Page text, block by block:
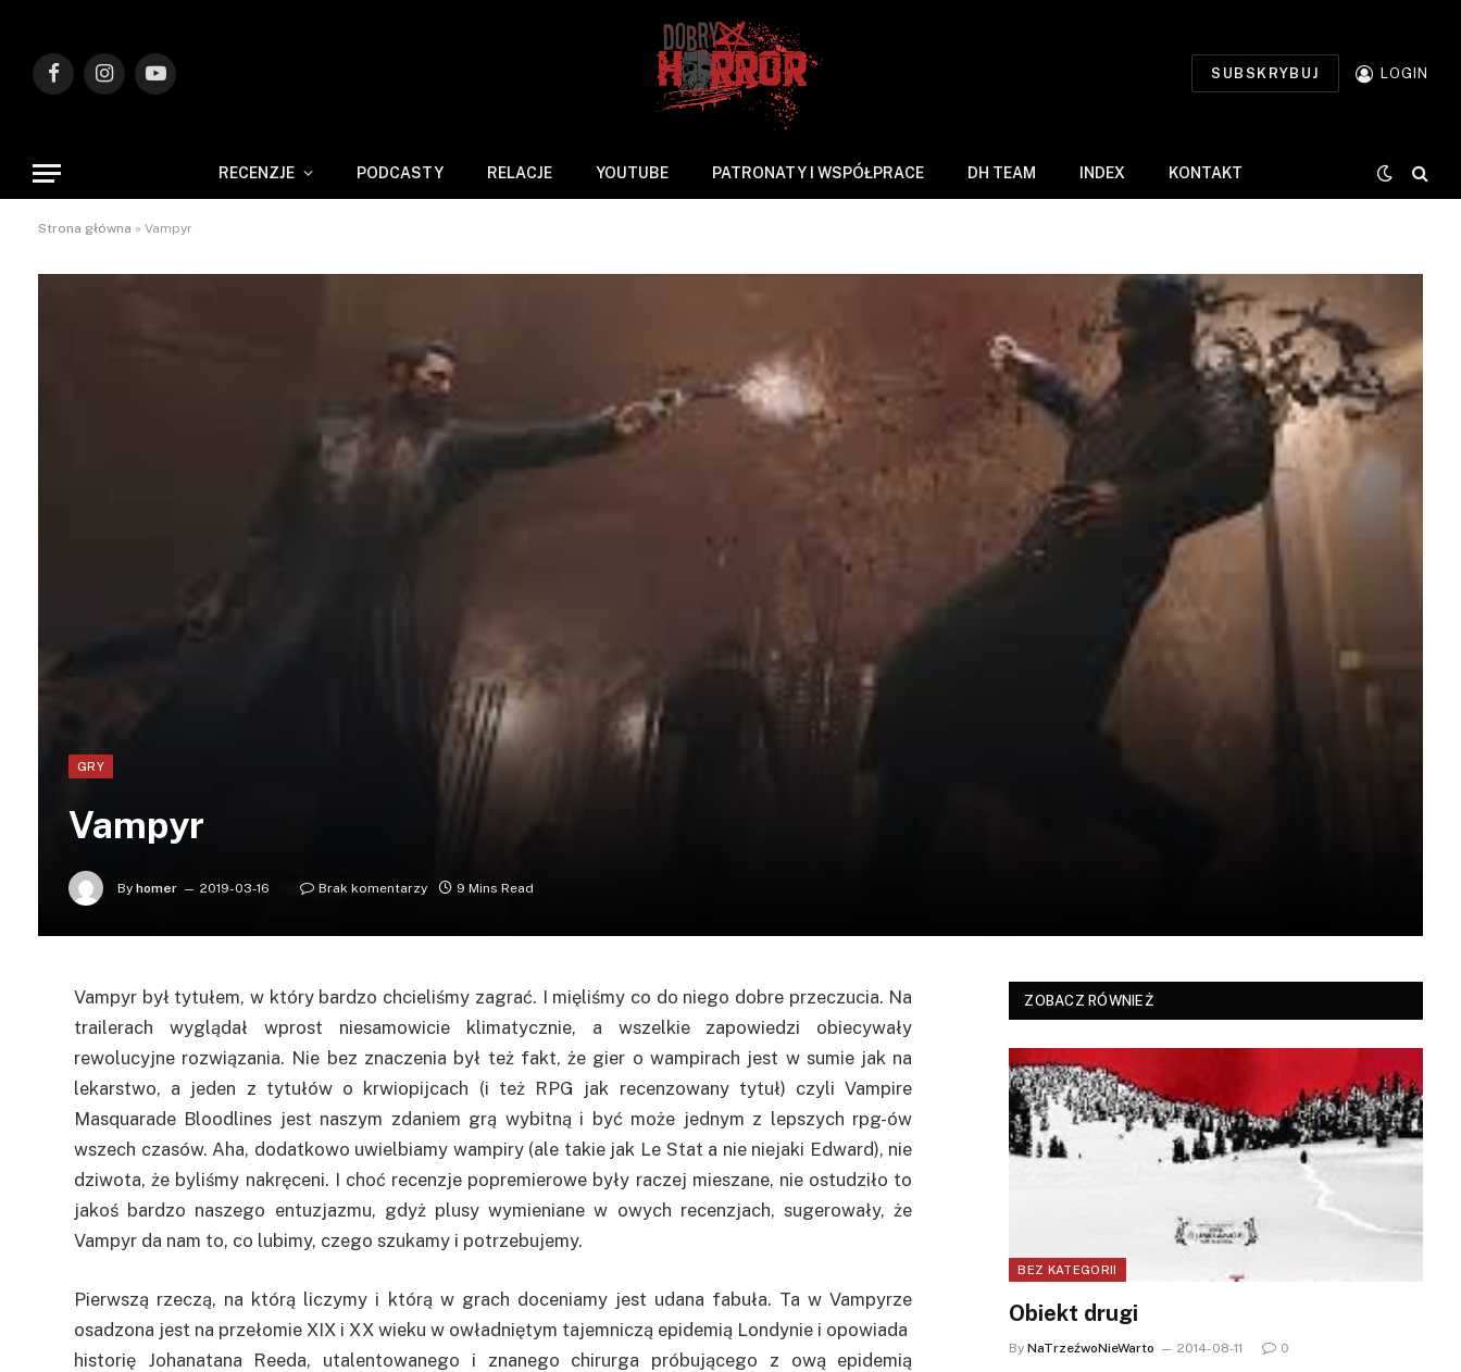
FacebookInstagramYouTube
SUBSKRYBUJ LOGIN
RECENZJE PODCASTY RELACJE YOUTUBE PATRONATY I WSPÓŁPRACE DH TEAM INDEX KONTAKT
Strona główna » Vampyr
GRY
Vampyr
By homer 2019-03-16 Brak komentarzy 9 Mins Read
Vampyr był tytułem, w który bardzo chcieliśmy zagrać. I mięliśmy co do niego dobre przeczucia. Na
trailerach wyglądał wprost niesamowicie klimatycznie, a wszelkie zapowiedzi obiecywały
rewolucyjne rozwiązania. Nie bez znaczenia był też fakt, że gier o wampirach jest w sumie jak na
lekarstwo, a jeden z tytułów o krwiopijcach (i też RPG jak recenzowany tytuł) czyli Vampire
Masquarade Bloodlines jest naszym zdaniem grą wybitną i być może jednym z lepszych rpg-ów
wszech czasów. Aha, dodatkowo uwielbiamy wampiry (ale takie jak Le Stat a nie niejaki Edward), nie
dziwota, że byliśmy nakręceni. I choć recenzje popremierowe były raczej mieszane, nie ostudziło to
jakoś bardzo naszego entuzjazmu, gdyż plusy wymieniane w owych recenzjach, sugerowały, że
Vampyr da nam to, co lubimy, czego szukamy i potrzebujemy.
Pierwszą rzeczą, na którą liczymy i którą w grach doceniamy jest udana fabuła. Ta w Vampyrze
osadzona jest na przełomie XIX i XX wieku w owładniętym tajemniczą epidemią Londynie i opowiada
historię Johanatana Reeda, utalentowanego i znanego chirurga próbującego z ową epidemią
ZOBACZ RÓWNIEŻ
BEZ KATEGORII
Obiekt drugi
By NaTrzeźwoNieWarto 2014-08-11 0